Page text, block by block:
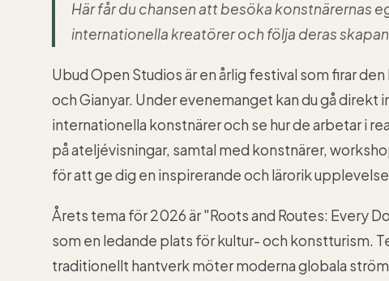
Här får du chansen att besöka konstnärernas
internationella kreatörer och följa deras
Ubud Open Studios är en årlig festival som firar
och Gianyar. Under evenemanget kan du gå direkt
internationella konstnärer och se hur de arbetar i
på ateljévisningar, samtal med konstnärer,
för att ge dig en inspirerande och lärorik
Årets tema för 2026 är "Roots and Routes: Every
som en ledande plats för kultur- och konstturism.
traditionellt hantverk möter moderna globala